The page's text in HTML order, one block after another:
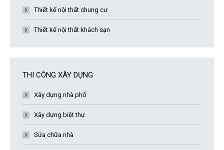
Thiết kế nội thất chung cư
Thiết kế nội thất khách sạn
THI CÔNG XÂY DỰNG
Xây dựng nhà phố
Xây dựng biệt thự
Sửa chữa nhà